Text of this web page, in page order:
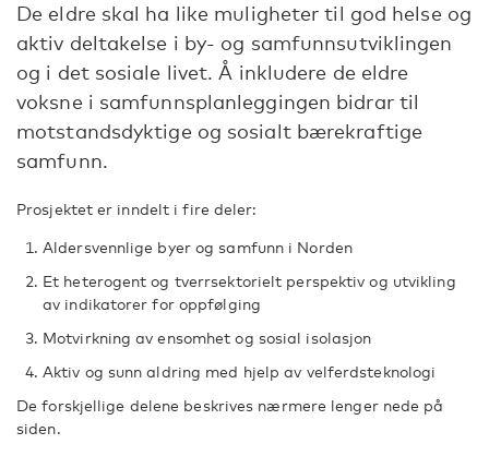
De eldre skal ha like muligheter til god helse og
aktiv deltakelse i by- og samfunnsutviklingen
og i det sosiale livet. Å inkludere de eldre
voksne i samfunnsplanleggingen bidrar til
motstandsdyktige og sosialt bærekraftige
samfunn.
Prosjektet er inndelt i fire deler:
Aldersvennlige byer og samfunn i Norden
Et heterogent og tverrsektorielt perspektiv og utvikling
av indikatorer for oppfølging
Motvirkning av ensomhet og sosial isolasjon
Aktiv og sunn aldring med hjelp av velferdsteknologi
De forskjellige delene beskrives nærmere lenger nede på
siden.